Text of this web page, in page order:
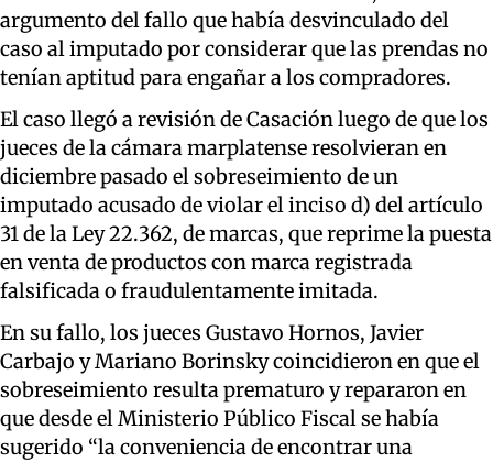
argumento del fallo que había desvinculado del
caso al imputado por considerar que las prendas no
tenían aptitud para engañar a los compradores.
El caso llegó a revisión de Casación luego de que los
jueces de la cámara marplatense resolvieran en
diciembre pasado el sobreseimiento de un
imputado acusado de violar el inciso d) del artículo
31 de la Ley 22.362, de marcas, que reprime la puesta
en venta de productos con marca registrada
falsificada o fraudulentamente imitada.
En su fallo, los jueces Gustavo Hornos, Javier
Carbajo y Mariano Borinsky coincidieron en que el
sobreseimiento resulta prematuro y repararon en
que desde el Ministerio Público Fiscal se había
sugerido “la conveniencia de encontrar una